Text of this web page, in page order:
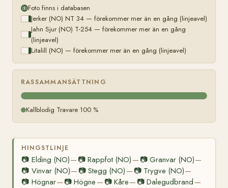
Foto finns i databasen
Jerker (NO) NT 34 — förekommer mer än en gång (linjeavel)
Jahn Sjur (NO) T-254 — förekommer mer än en gång
(linjeavel)
Litalill (NO) — förekommer mer än en gång (linjeavel)
RASSAMMANSÄTTNING
Kallblodig Travare 100 %
HINGSTLINJE
📷 Elding (NO)— 📷Rappfot (NO) — 📷 Granvar (NO)—
📷 Vinvar (NO)— 📷Stegg (NO) — 📷 Trygve (NO)—
📷 Högnar— 📷Högne — 📷 Kåre— 📷 Dalegudbrand —